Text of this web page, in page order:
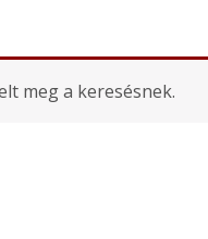
meg a keresésnek.